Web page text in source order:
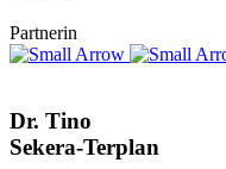
Partnerin
Dr. Tino
Sekera-Terplan